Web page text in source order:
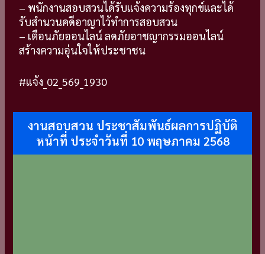
– พนักงานสอบสวนได้รับแจ้งความร้องทุกข์และได้
รับสำนวนคดีอาญาไว้ทำการสอบสวน
– เตือนภัยออนไลน์ลดภัยอาชญากรรมออนไลน์
สร้างความอุ่นใจให้ประชาชน
#แจ้ง_02_569_1930
งานสอบสวน ประชาสัมพันธ์ผลการปฏิบัติ
หน้าที่ ประจำวันที่ 10 พฤษภาคม 2568